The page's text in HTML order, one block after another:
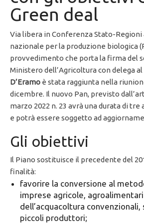
Green deal
Via libera in Conferenza Stato-Regioni
nazionale per la produzione biologica
provvedimento che porta la firma del
Ministero dell’Agricoltura con delega
D’Eramo è stata raggiunta nella
dicembre. Il nuovo Pan, previsto
marzo 2022 n. 23 avrà una durata di tre
e potrà essere soggetto ad
Gli obiettivi
Il Piano sostituisce il precedente del
finalità:
favorire la conversione al
imprese agricole,
dell’acquacoltura
piccoli produttori;